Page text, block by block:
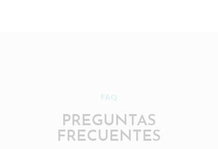
FAQ
PREGUNTAS
FRECUENTES